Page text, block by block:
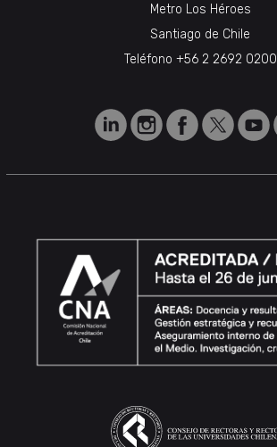
Metro Los Héroes
Santiago de Chile
Teléfono +56 2 2692 0200